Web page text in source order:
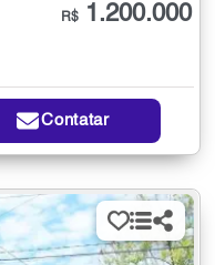
R$ 1.200.000
Contatar